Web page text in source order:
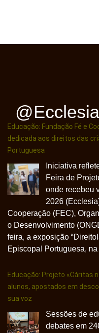
@ecclesia
Educação: Fundação Fé e
dedicada aos direitos das
Portuguesa
Iniciativa
Feira de
onde recebeu
2026
Cooperação (FEC),
o Desenvolvimento
feira, a exposição
Episcopal Portuguesa,
Educação: Projeto «Cáritas
alunos, apostados em
sua voz
Sessões de
debates em